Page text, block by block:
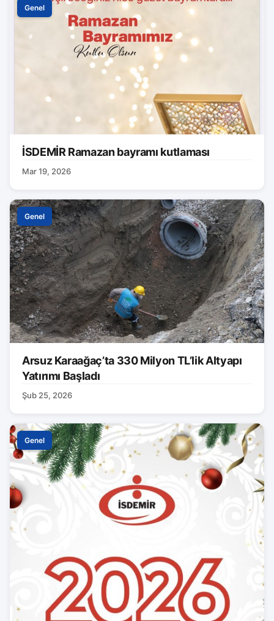
Genel
İSDEMİR Ramazan bayramı kutlaması
Mar 19, 2026
Genel
Arsuz Karaağaç’ta 330 Milyon TL’lik Altyapı
Yatırımı Başladı
Şub 25, 2026
Genel